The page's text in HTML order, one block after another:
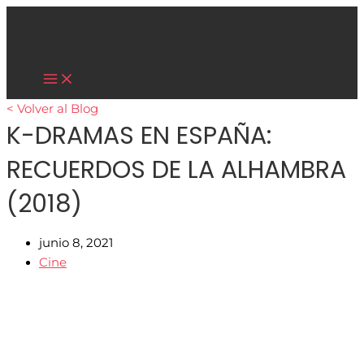
Ir
Main
< Volver al Blog
K-DRAMAS EN ESPAÑA:
RECUERDOS DE LA ALHAMBRA
(2018)
junio 8, 2021
Cine